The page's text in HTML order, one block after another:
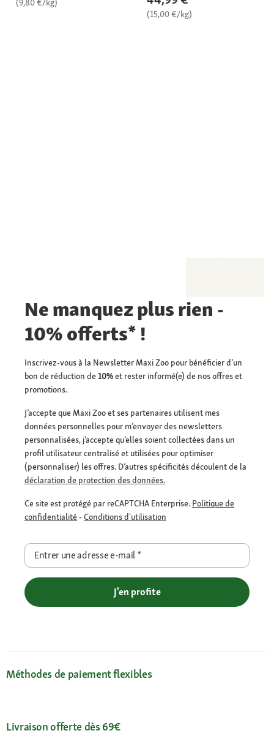
(9,80 €/kg)
(15,00 €/kg)
Ne manquez plus rien -
10% offerts* !
Inscrivez-vous à la Newsletter Maxi Zoo pour bénéficier d’un
bon de réduction de10%et rester informé(e) de nos offres et
promotions.
J’accepte que Maxi Zoo et ses partenaires utilisent mes
données personnelles pour m’envoyer des newsletters
personnalisées, j’accepte qu’elles soient collectées dans un
profil utilisateur centralisé et utilisées pour optimiser
(personnaliser) les offres. D’autres spécificités découlent de la
déclaration de protection des données.
Ce site est protégé par reCAPTCHA Enterprise. Politique de
confidentialité - Conditions d'utilisation
Entrer une adresse e-mail*
J'en profite
Méthodes de paiement flexibles
Livraison offerte dès 69€